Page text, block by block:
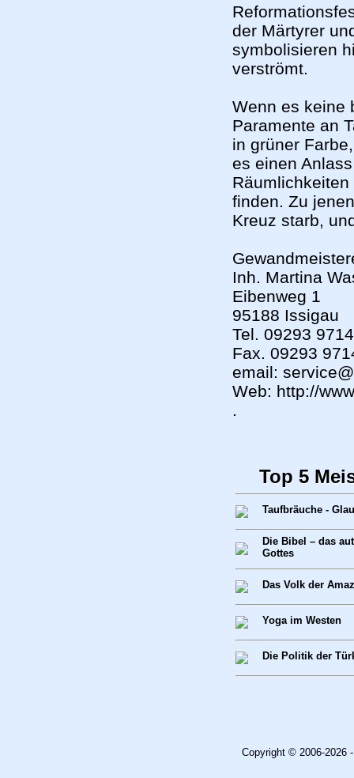
der Märtyrer
symbolisieren
verströmt.
Wenn es keine
Paramente an
in grüner
es einen
finden. Zu
Kreuz starb,
Inh. Martina
Eibenweg 1
95188 Issigau
Tel. 09293
Fax. 09293
email:
Web: http://
.
Top 5
Taufbräuche -
Die Bibel – das
Gottes
Das Volk der
Yoga im Westen
Die Politik der
Copyright © 2006-